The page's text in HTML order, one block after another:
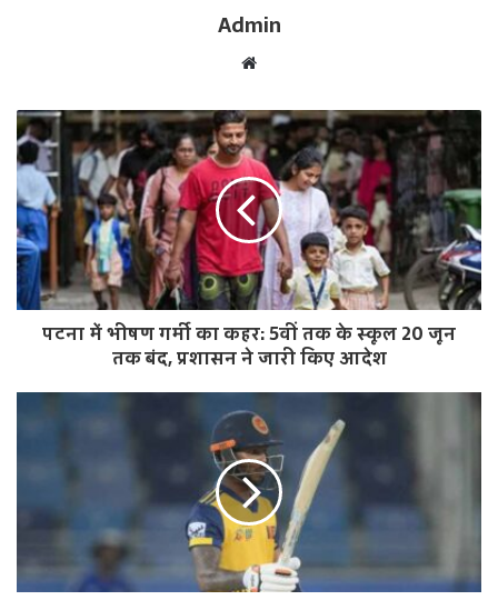
Admin
b
s
i
t
e
पटना में भीषण गर्मी का कहर: 5वीं तक के स्कूल 20 जून
तक बंद, प्रशासन ने जारी किए आदेश